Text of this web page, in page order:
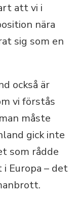
att vi i
nära
sig som en
också är
vi förstås
måste
gick inte
som rådde
Europa – det